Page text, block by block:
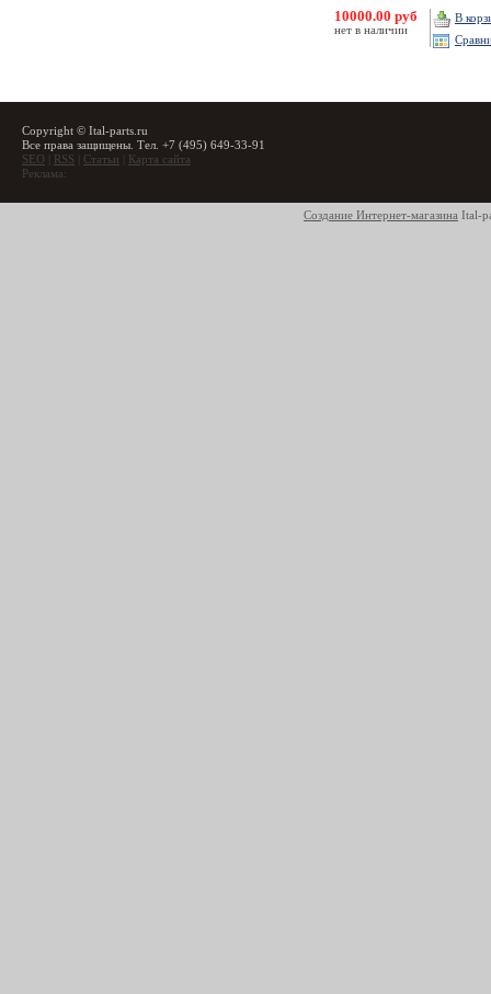
10000.00 руб
нет в наличии
В
Copyright © Ital-parts.ru
Все права защищены. Тел. +7 (495) 649-33-91
SEO
RSS Статьи
Карта сайта
Реклама:
Создание Интернет-магазина Ital-